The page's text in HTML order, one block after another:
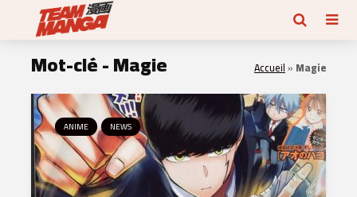
Mot-clé - Magie Accueil» Magie
ANIME NEWS